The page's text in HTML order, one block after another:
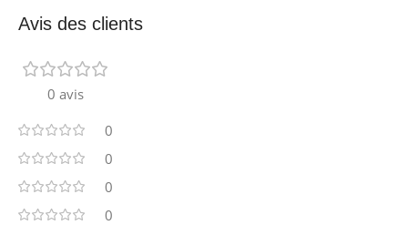
Avis des clients
0 avis
0
0
0
0